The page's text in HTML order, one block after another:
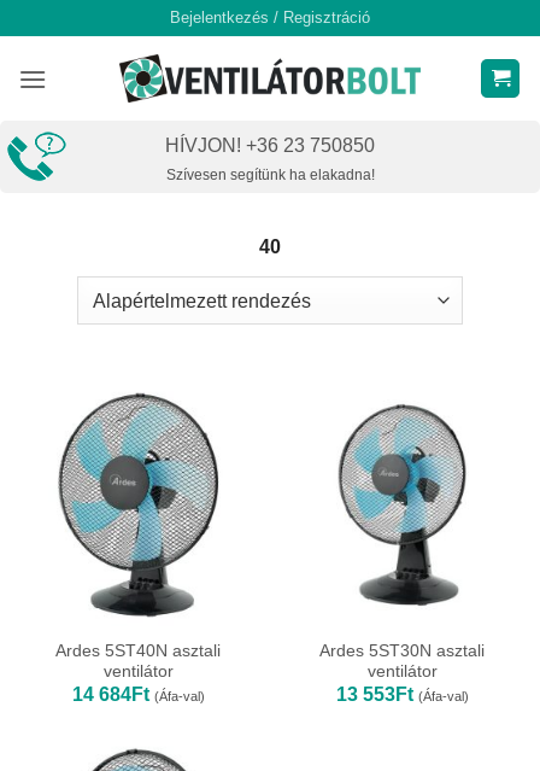
content
Bejelentkezés / Regisztráció
HÍVJON! +36 23 750850
Szívesen segítünk ha elakadna!
40
Ardes 5ST40N asztali
ventilátor
14 684Ft (Áfa-val)
Ardes 5ST30N asztali
ventilátor
13 553Ft (Áfa-val)